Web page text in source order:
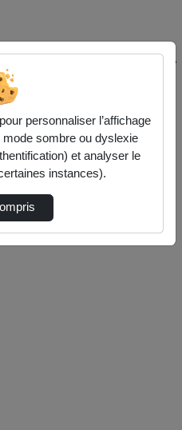
Paris
Médiathèque de l'université
personnaliser l’affichage
sombre ou dyslexie
et analyser le
instances).